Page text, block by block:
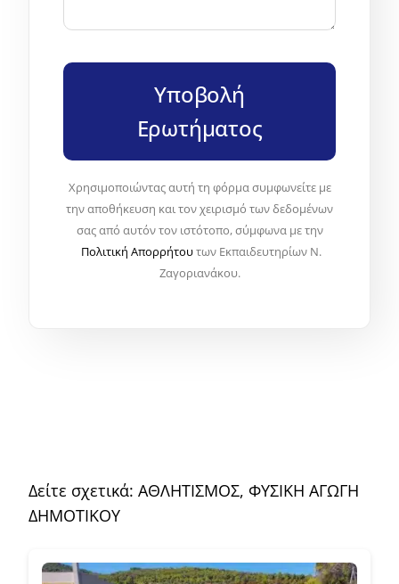
Υποβολή
Ερωτήματος
Χρησιμοποιώντας αυτή τη φόρμα συμφωνείτε με
την αποθήκευση και τον χειρισμό των δεδομένων
σας από αυτόν τον ιστότοπο, σύμφωνα με την
Πολιτική Απορρήτουτων Εκπαιδευτηρίων Ν.
Ζαγοριανάκου.
Δείτε σχετικά: ΑΘΛΗΤΙΣΜΟΣ, ΦΥΣΙΚΗ ΑΓΩΓΗ
ΔΗΜΟΤΙΚΟΥ